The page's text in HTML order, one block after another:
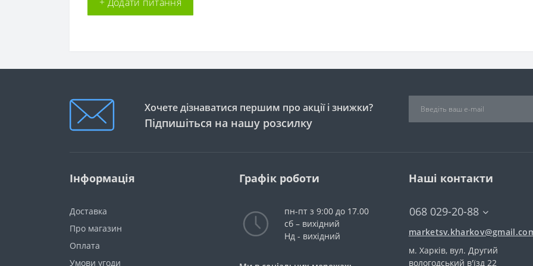
Хочете дізнаватися першим про акції і знижки?
Підпишіться на нашу розсилку
Інформація
Доставка
Про магазин
Оплата
Умови угоди
Графік роботи
пн-пт з 9:00 до 17.00
сб – вихідний
Нд - вихідний
Наші контакти
068 029-20-88
м. Харків, вул. Другий
вологодський в'їзд 22